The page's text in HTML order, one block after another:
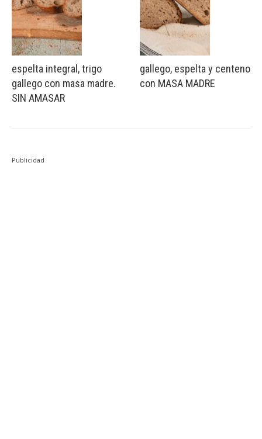
espelta integral, trigo
gallego con masa madre.
SIN AMASAR
gallego, espelta y centeno
con MASA MADRE
Publicidad